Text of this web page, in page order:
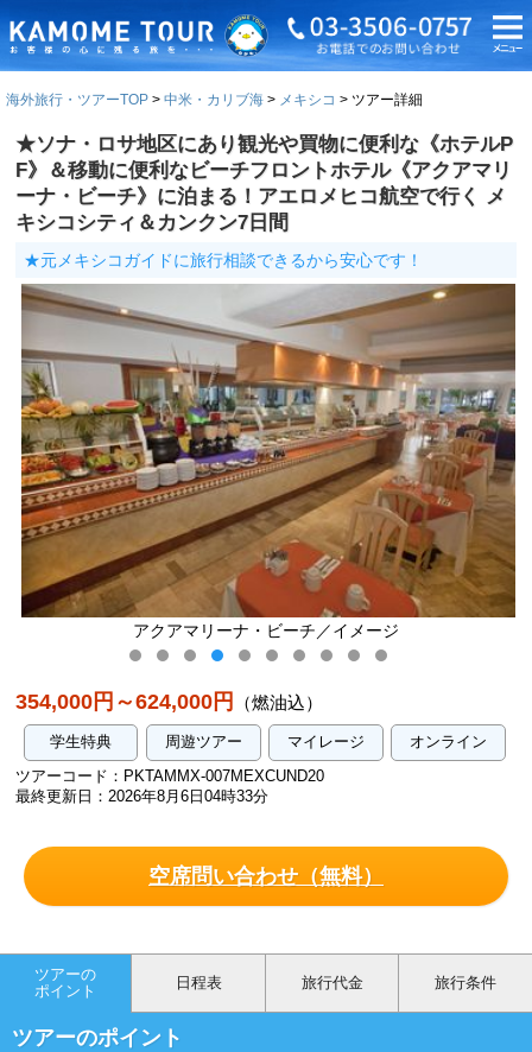
海外旅行・ツアーTOP 中米・カリブ海 メキシコ ツアー詳細
★ソナ・ロサ地区にあり観光や買物に便利な《ホテルP
F》＆移動に便利なビーチフロントホテル《アクアマリ
ーナ・ビーチ》に泊まる！アエロメヒコ航空で行く メ
キシコシティ＆カンクン7日間
★元メキシコガイドに旅行相談できるから安心です！
アクアマリーナ・ビーチ／イメージ
354,000円～624,000円 （燃油込）
学生特典 周遊ツアー マイレージ
オンライン
ツアーコード：PKTAMMX-007MEXCUND20
最終更新日：2026年8月6日04時33分
空席問い合わせ（無料）
ツアーの
ポイント
日程表 旅行代金 旅行条件
ツアーのポイント